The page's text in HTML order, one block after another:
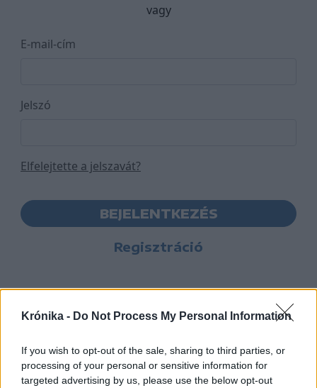
Krónika - Do Not Process My Personal Information
If you wish to opt-out of the sale, sharing to third parties, or
processing of your personal or sensitive information for
targeted advertising by us, please use the below opt-out
vagy
E-mail-cím
Jelszó
Elfelejtette a jelszavát?
BEJELENTKEZÉS
Regisztráció